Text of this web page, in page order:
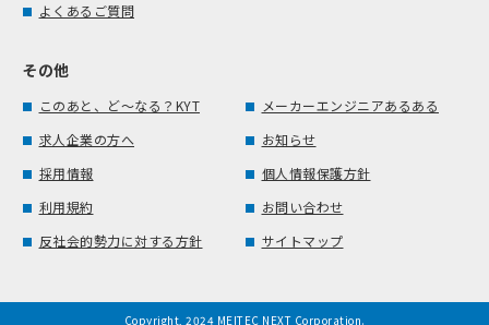
よくあるご質問
その他
このあと、ど～なる？KYT
メーカーエンジニアあるある
求人企業の方へ
お知らせ
採用情報
個人情報保護方針
利用規約
お問い合わせ
反社会的勢力に対する方針
サイトマップ
Copyright, 2024 MEITEC NEXT Corporation.